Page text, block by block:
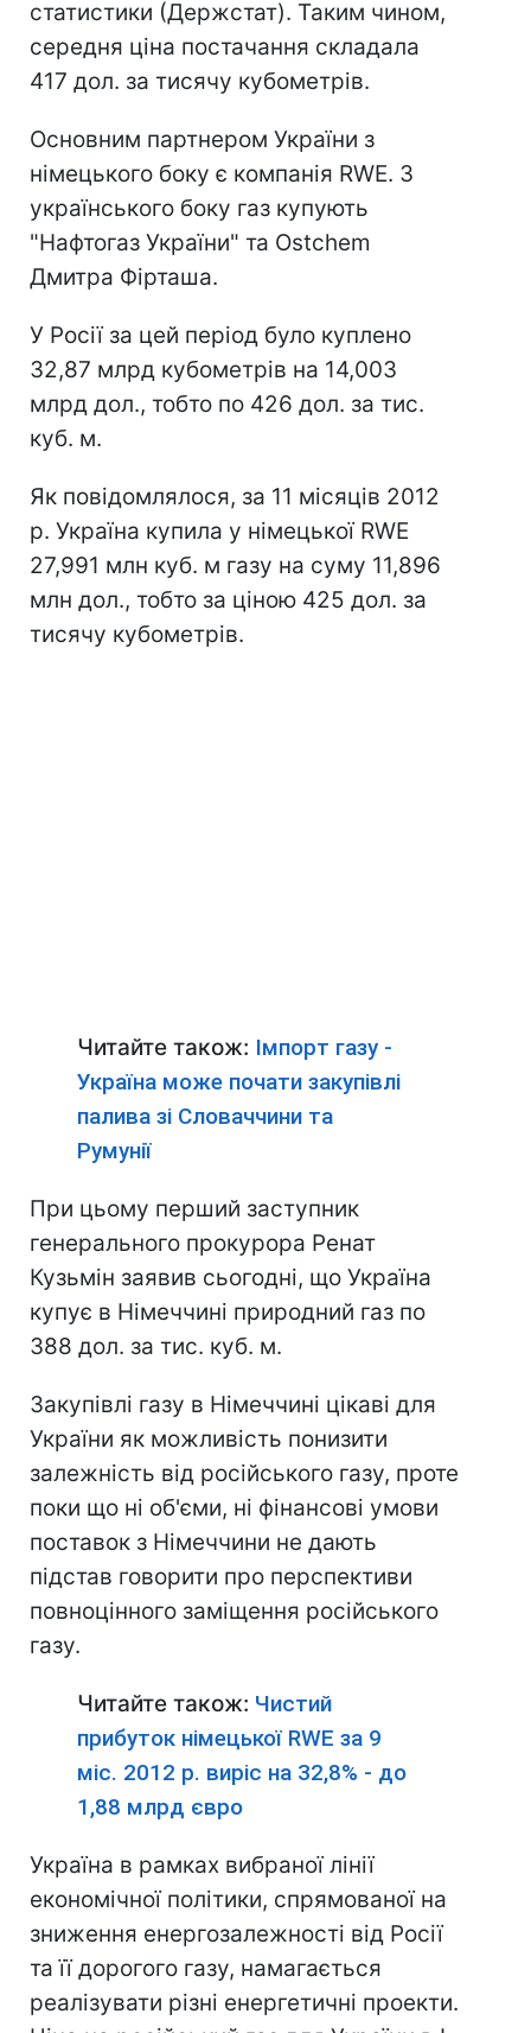
статистики (Держстат). Таким чином,
середня ціна постачання складала
417 дол. за тисячу кубометрів.
Основним партнером України з
німецького боку є компанія RWE. З
українського боку газ купують
"Нафтогаз України" та Ostchem
Дмитра Фірташа.
У Росії за цей період було куплено
32,87 млрд кубометрів на 14,003
млрд дол., тобто по 426 дол. за тис.
куб. м.
Як повідомлялося, за 11 місяців 2012
р. Україна купила у німецької RWE
27,991 млн куб. м газу на суму 11,896
млн дол., тобто за ціною 425 дол. за
тисячу кубометрів.
Читайте також: Імпорт газу -
Україна може почати закупівлі
палива зі Словаччини та
Румунії
При цьому перший заступник
генерального прокурора Ренат
Кузьмін заявив сьогодні, що Україна
купує в Німеччині природний газ по
388 дол. за тис. куб. м.
Закупівлі газу в Німеччині цікаві для
України як можливість понизити
залежність від російського газу, проте
поки що ні об'єми, ні фінансові умови
поставок з Німеччини не дають
підстав говорити про перспективи
повноцінного заміщення російського
газу.
Читайте також: Чистий
прибуток німецької RWE за 9
міс. 2012 р. виріс на 32,8% - до
1,88 млрд євро
Україна в рамках вибраної лінії
економічної політики, спрямованої на
зниження енергозалежності від Росії
та її дорогого газу, намагається
реалізувати різні енергетичні проекти.